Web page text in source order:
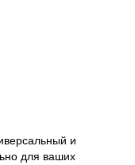
и
для ваших